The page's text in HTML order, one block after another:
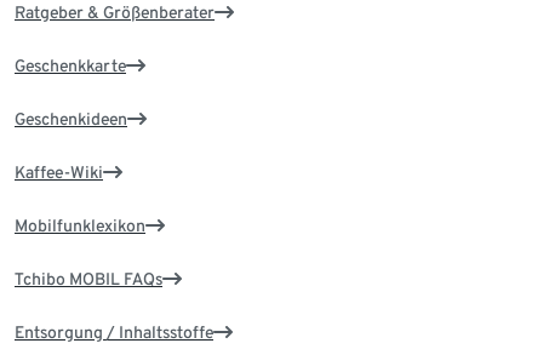
Ratgeber & Größenberater
Geschenkkarte
Geschenkideen
Kaffee-Wiki
Mobilfunklexikon
Tchibo MOBIL FAQs
Entsorgung / Inhaltsstoffe